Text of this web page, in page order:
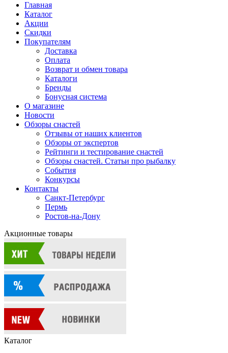
Главная
Каталог
Акции
Скидки
Покупателям
Доставка
Оплата
Возврат и обмен товара
Каталоги
Бренды
Бонусная система
О магазине
Новости
Обзоры снастей
Отзывы от наших клиентов
Обзоры от экспертов
Рейтинги и тестирование снастей
Обзоры снастей. Статьи про рыбалку
События
Конкурсы
Контакты
Санкт-Петербург
Пермь
Ростов-на-Дону
Акционные товары
Каталог